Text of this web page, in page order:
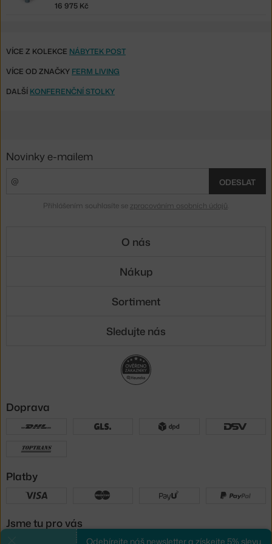
16 975 Kč
VÍCE Z KOLEKCE NÁBYTEK POST
VÍCE OD ZNAČKY FERM LIVING
DALŠÍ KONFERENČNÍ STOLKY
Odebírejte náš newsletter a získejte 5% slevu.
Novinky e-mailem
ODESLAT
Přihlášením souhlasíte se zpracováním osobních údajů
O nás
Nákup
Sortiment
Sledujte nás
Doprava
Platby
Jsme tu pro vás